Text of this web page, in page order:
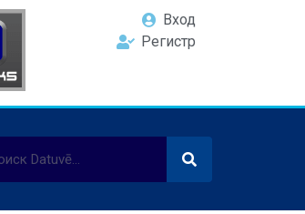
Вход
Регистр